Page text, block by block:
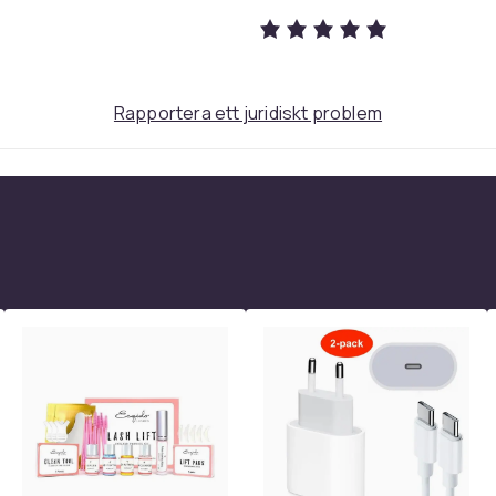
455bb41d-7d1b-4373-bce1-28f0f66e9efd
Rapportera ett juridiskt problem